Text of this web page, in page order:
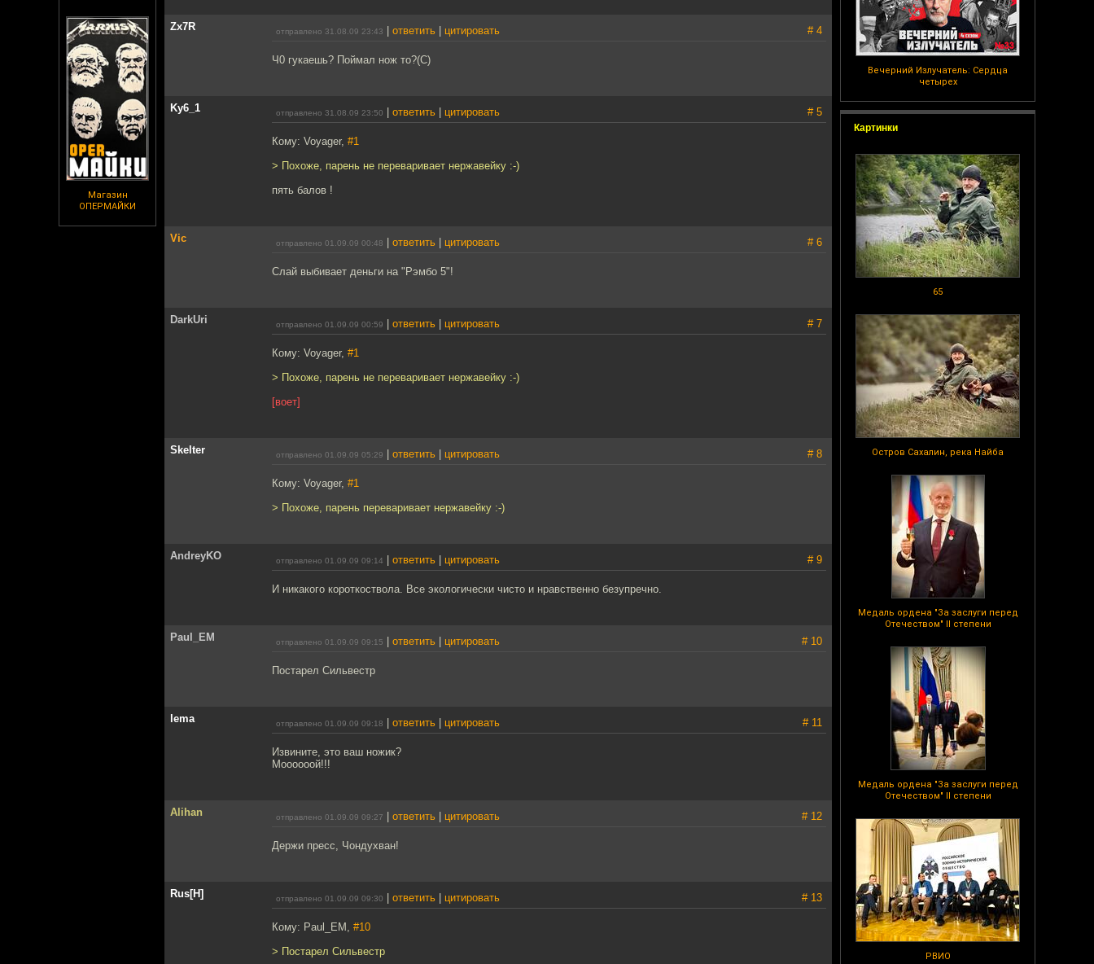
Магазин
ОПЕРМАЙКИ
Вечерний Излучатель: Сердца
четырех
Картинки
65
Остров Сахалин, река Найба
Медаль ордена "За заслуги перед
Отечеством" II степени
Медаль ордена "За заслуги перед
Отечеством" II степени
РВИО
Zx7R отправлено 31.08.09 23:43 ответить цитировать # 4
Ч0 гукаешь? Поймал нож то?(С)
Ky6_1 отправлено 31.08.09 23:50 ответить цитировать # 5
Кому: Voyager, #1
> Похоже, парень не переваривает нержавейку :-)
пять балов !
Vic отправлено 01.09.09 00:48 ответить цитировать # 6
Слай выбивает деньги на "Рэмбо 5"!
DarkUri отправлено 01.09.09 00:59 ответить цитировать # 7
Кому: Voyager, #1
> Похоже, парень не переваривает нержавейку :-)
[воет]
Skelter отправлено 01.09.09 05:29 ответить цитировать # 8
Кому: Voyager, #1
> Похоже, парень переваривает нержавейку :-)
AndreyKO отправлено 01.09.09 09:14 ответить цитировать # 9
И никакого короткоствола. Все экологически чисто и нравственно безупречно.
Paul_EM отправлено 01.09.09 09:15 ответить цитировать # 10
Постарел Сильвестр
lema отправлено 01.09.09 09:18 ответить цитировать # 11
Извините, это ваш ножик?
Моооооой!!!
Alihan отправлено 01.09.09 09:27 ответить цитировать # 12
Держи пресс, Чондухван!
Rus[H] отправлено 01.09.09 09:30 ответить цитировать # 13
Кому: Paul_EM, #10
> Постарел Сильвестр